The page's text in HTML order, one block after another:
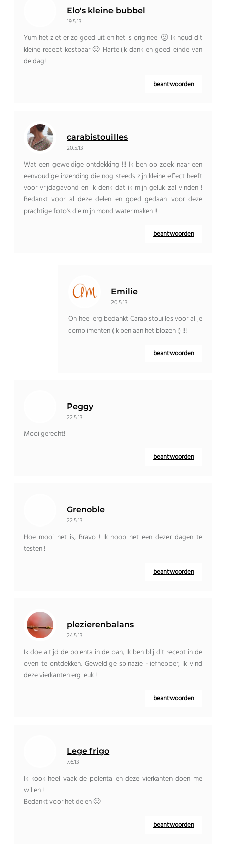
Elo's kleine bubbel
19.5.13
Yum het ziet er zo goed uit en het is origineel 🙂 Ik houd dit
kleine recept kostbaar 🙂 Hartelijk dank en goed einde van
de dag!
beantwoorden
carabistouilles
20.5.13
Wat een geweldige ontdekking !!! Ik ben op zoek naar een
eenvoudige inzending die nog steeds zijn kleine effect heeft
voor vrijdagavond en ik denk dat ik mijn geluk zal vinden !
Bedankt voor al deze delen en goed gedaan voor deze
prachtige foto's die mijn mond water maken !!
beantwoorden
Emilie
20.5.13
Oh heel erg bedankt Carabistouilles voor al je
complimenten (ik ben aan het blozen !) !!!
beantwoorden
Peggy
22.5.13
Mooi gerecht!
beantwoorden
Grenoble
22.5.13
Hoe mooi het is, Bravo ! Ik hoop het een dezer dagen te
testen !
beantwoorden
plezierenbalans
24.5.13
Ik doe altijd de polenta in de pan, Ik ben blij dit recept in de
oven te ontdekken. Geweldige spinazie -liefhebber, Ik vind
deze vierkanten erg leuk !
beantwoorden
Lege frigo
7.6.13
Ik kook heel vaak de polenta en deze vierkanten doen me
willen !
Bedankt voor het delen 🙂
beantwoorden